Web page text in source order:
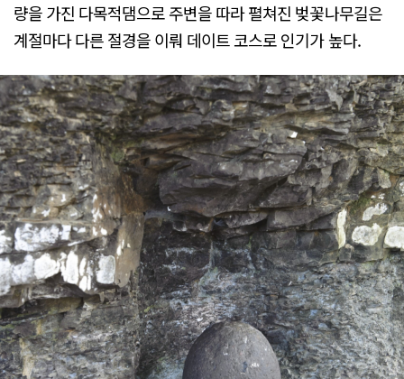
량을 가진 다목적댐으로 주변을 따라 펼쳐진 벚꽃나무길은
계절마다 다른 절경을 이뤄 데이트 코스로 인기가 높다.